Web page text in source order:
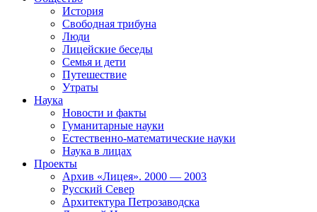
История
Свободная трибуна
Люди
Лицейские беседы
Семья и дети
Путешествие
Утраты
Наука
Новости и факты
Гуманитарные науки
Естественно-математические науки
Наука в лицах
Проекты
Архив «Лицея». 2000 — 2003
Русский Север
Архитектура Петрозаводска